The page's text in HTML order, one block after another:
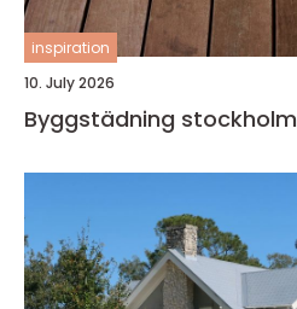
inspiration
10. July 2026
Byggstädning stockholm